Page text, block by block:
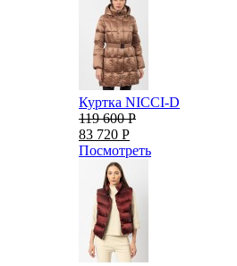
Куртка NICCI-D
119 600 Р
83 720 Р
Посмотреть